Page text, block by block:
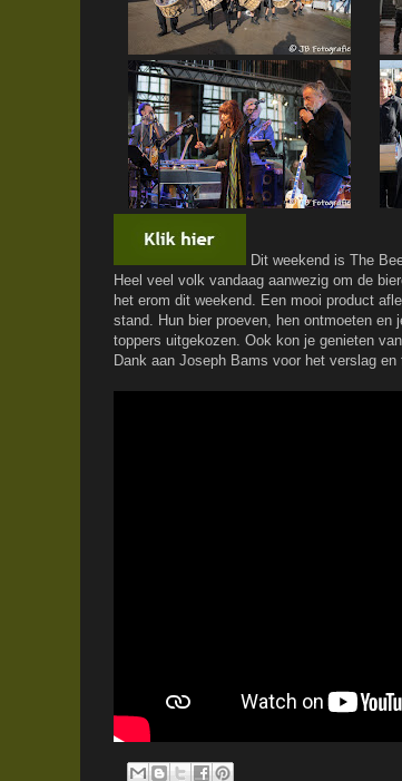
Dit weekend is The
Heel veel volk vandaag aanwezig om de
het erom dit weekend. Een mooi product
stand. Hun bier proeven, hen ontmoeten
toppers uitgekozen. Ook kon je genieten
Dank aan Joseph Bams voor het verslag